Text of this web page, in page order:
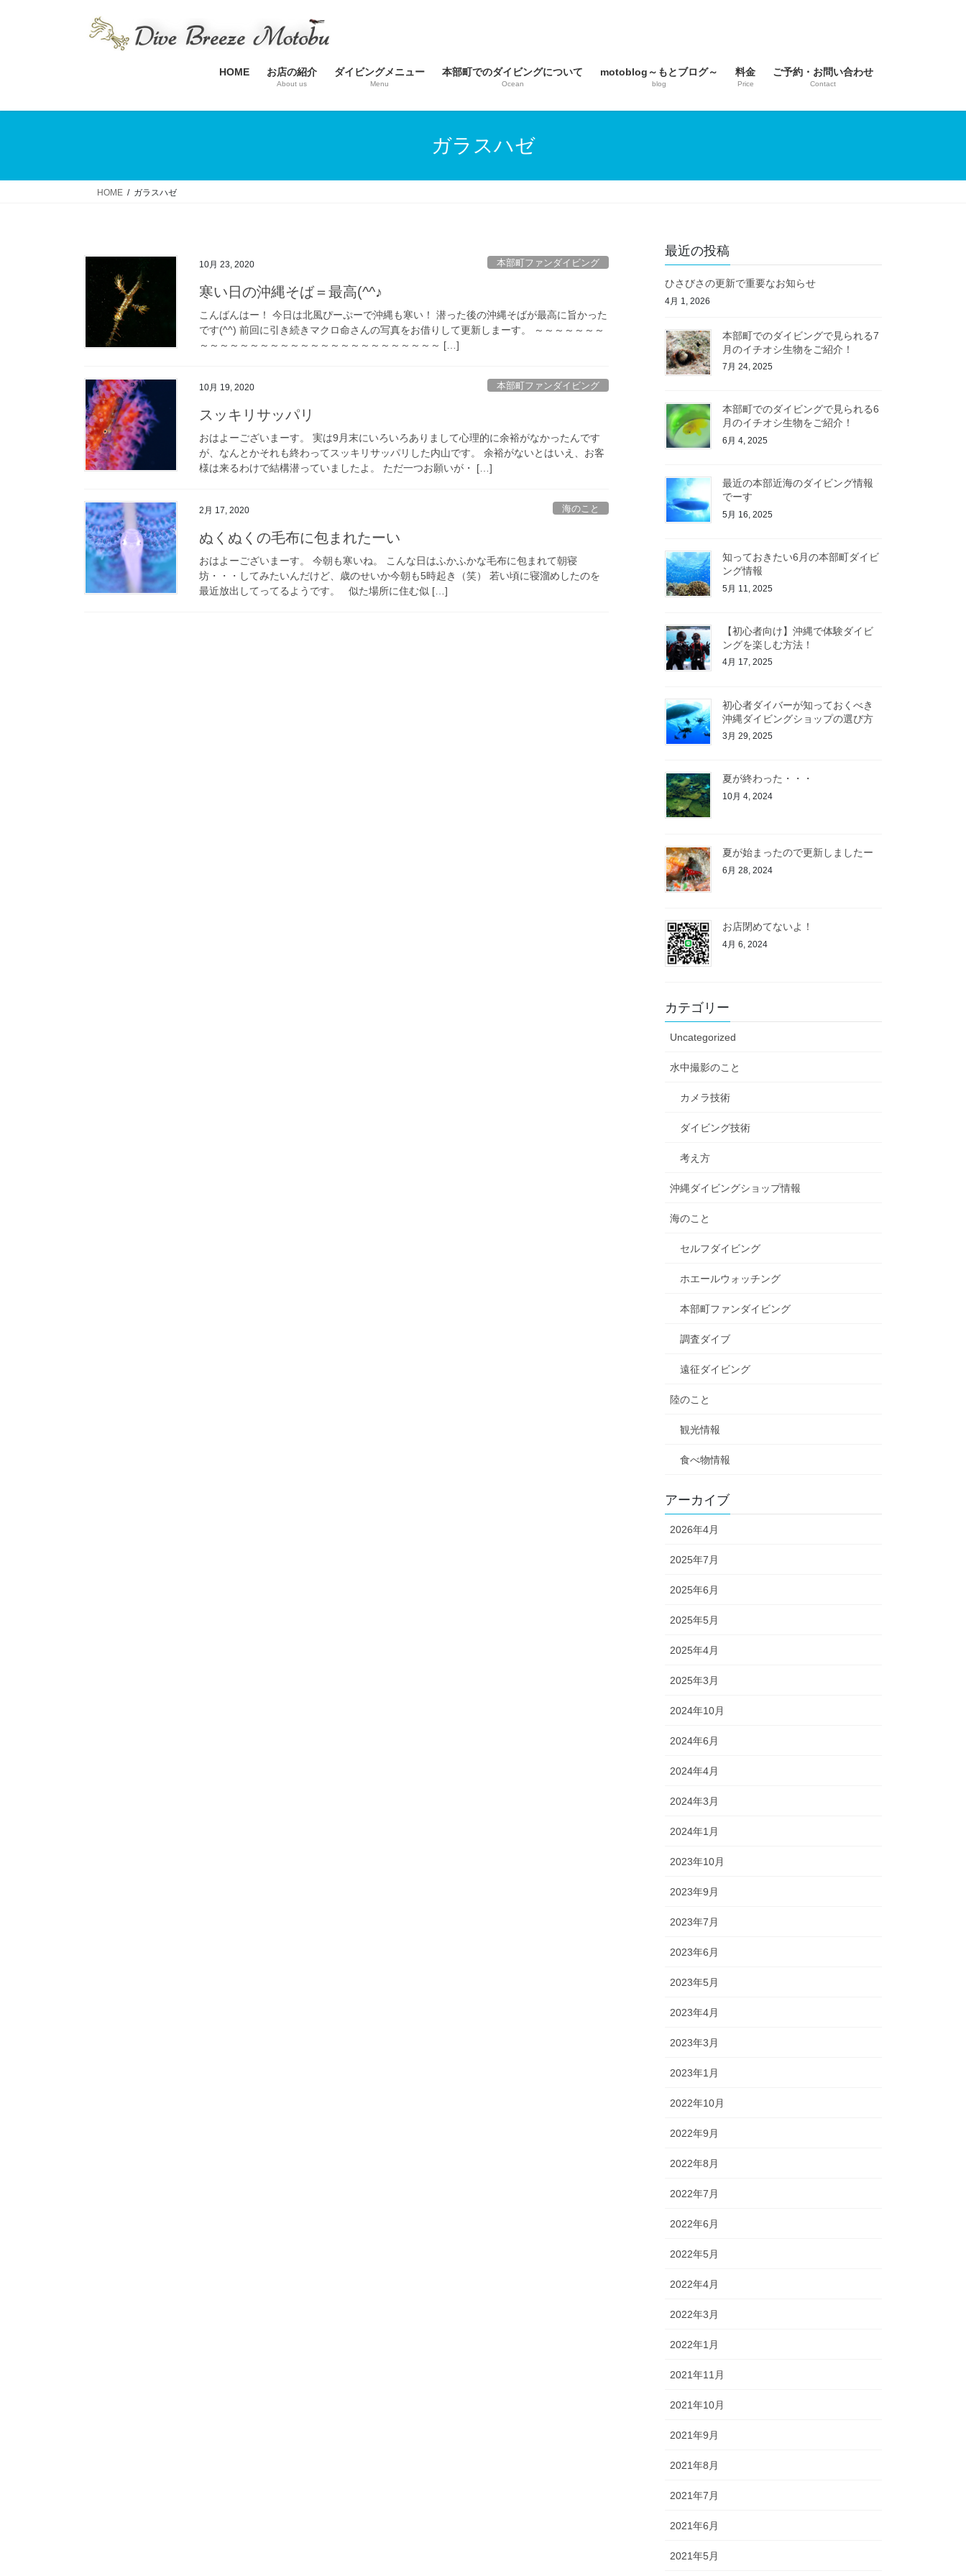
ス
ン
HOME お店の紹介
About us
ダイビングメニュー
Menu
本部町でのダイビングについて
Ocean
motoblog～もとブログ～
blog
料金
Price
ご予約・お問い合わせ
Contact
ガラスハゼ
HOME ガラスハゼ
10月 23, 2020 本部町ファンダイビング
寒い日の沖縄そば＝最高(^^♪
こんばんはー！ 今日は北風ぴーぷーで沖縄も寒い！ 潜った後の沖縄そばが最高に旨かった
です(^^) 前回に引き続きマクロ命さんの写真をお借りして更新しまーす。 ～～～～～～～
～～～～～～～～～～～～～～～～～～～～～～～～ […]
10月 19, 2020 本部町ファンダイビング
スッキリサッパリ
おはよーございまーす。 実は9月末にいろいろありまして心理的に余裕がなかったんです
が、なんとかそれも終わってスッキリサッパリした内山です。 余裕がないとはいえ、お客
様は来るわけで結構潜っていましたよ。 ただ一つお願いが・ […]
2月 17, 2020 海のこと
ぬくぬくの毛布に包まれたーい
おはよーございまーす。 今朝も寒いね。 こんな日はふかふかな毛布に包まれて朝寝
坊・・・してみたいんだけど、歳のせいか今朝も5時起き（笑） 若い頃に寝溜めしたのを
最近放出してってるようです。 似た場所に住む似 […]
最近の投稿
ひさびさの更新で重要なお知らせ
4月 1, 2026
本部町でのダイビングで見られる7
月のイチオシ生物をご紹介！
7月 24, 2025
本部町でのダイビングで見られる6
月のイチオシ生物をご紹介！
6月 4, 2025
最近の本部近海のダイビング情報
でーす
5月 16, 2025
知っておきたい6月の本部町ダイビ
ング情報
5月 11, 2025
【初心者向け】沖縄で体験ダイビ
ングを楽しむ方法！
4月 17, 2025
初心者ダイバーが知っておくべき
沖縄ダイビングショップの選び方
3月 29, 2025
夏が終わった・・・
10月 4, 2024
夏が始まったので更新しましたー
6月 28, 2024
お店閉めてないよ！
4月 6, 2024
カテゴリー
Uncategorized
水中撮影のこと
カメラ技術
ダイビング技術
考え方
沖縄ダイビングショップ情報
海のこと
セルフダイビング
ホエールウォッチング
本部町ファンダイビング
調査ダイブ
遠征ダイビング
陸のこと
観光情報
食べ物情報
アーカイブ
2026年4月
2025年7月
2025年6月
2025年5月
2025年4月
2025年3月
2024年10月
2024年6月
2024年4月
2024年3月
2024年1月
2023年10月
2023年9月
2023年7月
2023年6月
2023年5月
2023年4月
2023年3月
2023年1月
2022年10月
2022年9月
2022年8月
2022年7月
2022年6月
2022年5月
2022年4月
2022年3月
2022年1月
2021年11月
2021年10月
2021年9月
2021年8月
2021年7月
2021年6月
2021年5月